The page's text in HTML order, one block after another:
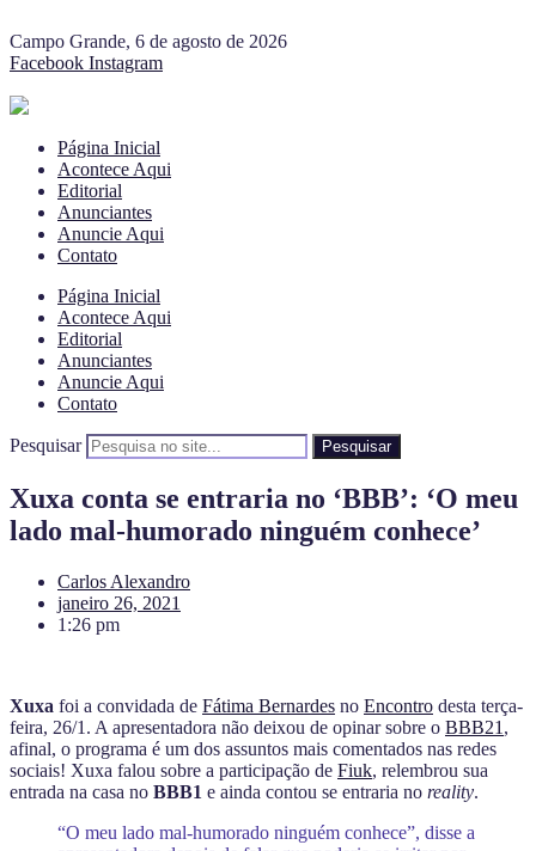
Campo Grande, 6 de agosto de 2026
Facebook Instagram
Página Inicial
Acontece Aqui
Editorial
Anunciantes
Anuncie Aqui
Contato
Página Inicial
Acontece Aqui
Editorial
Anunciantes
Anuncie Aqui
Contato
Pesquisar Pesquisar
Xuxa conta se entraria no ‘BBB’: ‘O meu
lado mal-humorado ninguém conhece’
Carlos Alexandro
janeiro 26, 2021
1:26 pm
Xuxa foi a convidada de Fátima Bernardes no Encontro desta terça-
feira, 26/1. A apresentadora não deixou de opinar sobre o BBB21 ,
afinal, o programa é um dos assuntos mais comentados nas redes
sociais! Xuxa falou sobre a participação de Fiuk, relembrou sua
entrada na casa no BBB1 e ainda contou se entraria no reality.
“O meu lado mal-humorado ninguém conhece”, disse a